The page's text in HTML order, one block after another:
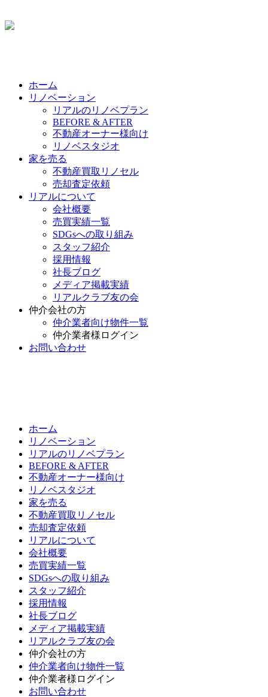
ホーム
リノベーション
リアルのリノベプラン
BEFORE & AFTER
不動産オーナー様向け
リノベスタジオ
家を売る
不動産買取リノセル
売却査定依頼
リアルについて
会社概要
売買実績一覧
SDGsへの取り組み
スタッフ紹介
採用情報
社長ブログ
メディア掲載実績
リアルクラブ友の会
仲介会社の方
仲介業者向け物件一覧
仲介業者様ログイン
お問い合わせ
ホーム
リノベーション
リアルのリノベプラン
BEFORE & AFTER
不動産オーナー様向け
リノベスタジオ
家を売る
不動産買取リノセル
売却査定依頼
リアルについて
会社概要
売買実績一覧
SDGsへの取り組み
スタッフ紹介
採用情報
社長ブログ
メディア掲載実績
リアルクラブ友の会
仲介会社の方
仲介業者向け物件一覧
仲介業者様ログイン
お問い合わせ